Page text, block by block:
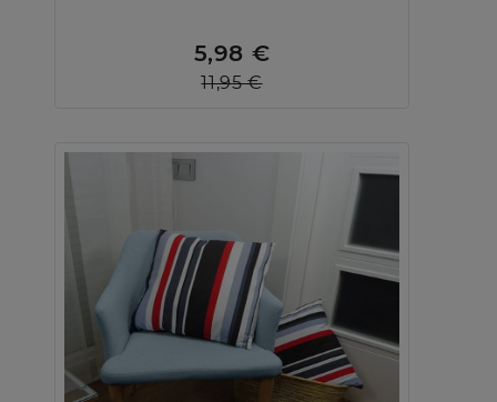
5,98 €
11,95 €